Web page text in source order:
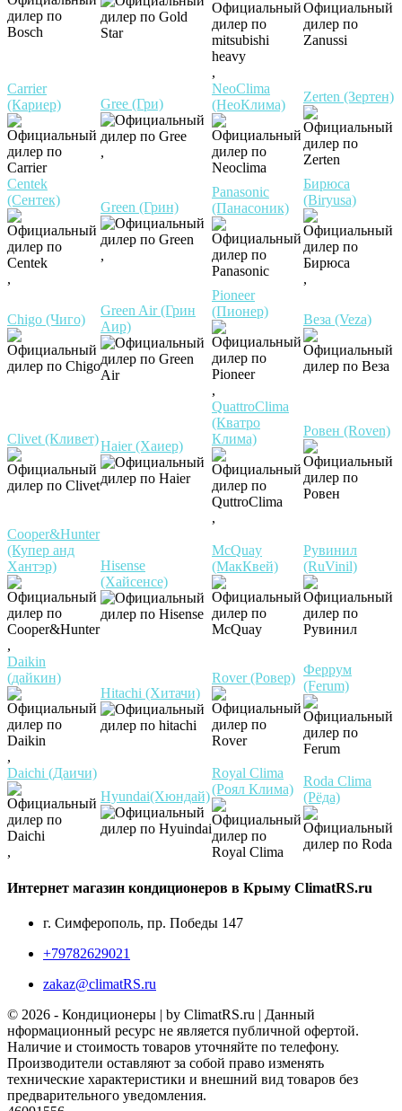
,
Carrier
(Кариер)
Gree (Гри)
,
NeoClima
(НеоКлима)
Zerten (Зертен)
Centek
(Сентек)
,
Green (Грин)
,
Panasonic
(Панасоник)
Бирюса
(Biryusa)
,
Chigo (Чиго)
Green Air (Грин
Аир)
Pioneer
(Пионер)
,
Веза (Veza)
Clivet (Кливет)Haier (Хаиер)
QuattroClima
(Кватро
Клима)
,
Ровен (Roven)
Cooper&Hunter
(Купер анд
Хантэр)
,
Hisense
(Хайсенсе)
McQuay
(МакКвей)
Рувинил
(RuVinil)
Daikin
(дайкин)
,
Hitachi (Хитачи)
Rover (Ровер)
Феррум
(Ferum)
Daichi (Даичи)
,
Hyundai(Хюндай)
Royal Clima
(Роял Клима)
Roda Clima
(Рёда)
Интернет магазин кондиционеров в Крыму ClimatRS.ru
г. Симферополь, пр. Победы 147
+79782629021
zakaz@climatRS.ru
© 2026 - Кондиционеры | by ClimatRS.ru | Данный
нформационный ресурс не является публичной офертой.
Наличие и стоимость товаров уточняйте по телефону.
Производители оставляют за собой право изменять
технические характеристики и внешний вид товаров без
предварительного уведомления.